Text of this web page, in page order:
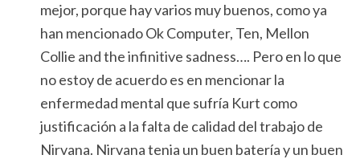
mejor, porque hay varios muy buenos, como ya
han mencionado Ok Computer, Ten, Mellon
Collie and the infinitive sadness…. Pero en lo que
no estoy de acuerdo es en mencionar la
enfermedad mental que sufría Kurt como
justificación a la falta de calidad del trabajo de
Nirvana. Nirvana tenia un buen batería y un buen